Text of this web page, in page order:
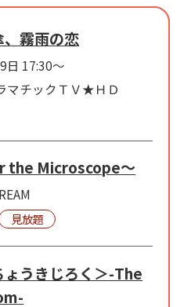
霧雨の恋
日 17:30～
マチックＴＶ★ＨＤ
the Microscope～
見放題
うきじろく＞-The